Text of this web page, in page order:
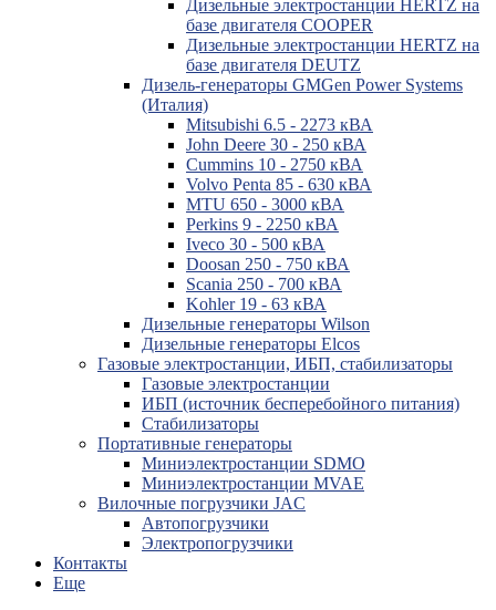
Дизельные электростанции HERTZ на
базе двигателя COOPER
Дизельные электростанции HERTZ на
базе двигателя DEUTZ
Дизель-генераторы GMGen Power Systems
(Италия)
Mitsubishi 6.5 - 2273 кВА
John Deere 30 - 250 кВА
Cummins 10 - 2750 кВА
Volvo Penta 85 - 630 кВА
MTU 650 - 3000 кВА
Perkins 9 - 2250 кВА
Iveco 30 - 500 кВА
Doosan 250 - 750 кВА
Scania 250 - 700 кВА
Kohler 19 - 63 кВА
Дизельные генераторы Wilson
Дизельные генераторы Elcos
Газовые электростанции, ИБП, стабилизаторы
Газовые электростанции
ИБП (источник бесперебойного питания)
Стабилизаторы
Портативные генераторы
Миниэлектростанции SDMO
Миниэлектростанции MVAE
Вилочные погрузчики JAC
Авто­погрузчики
Электро­погрузчики
Контакты
Еще